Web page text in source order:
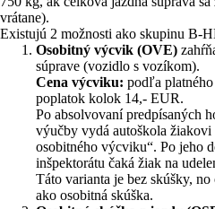
vrátane).
Existujú 2 možnosti ako skupinu B-
Osobitný výcvik (OVE)
súprave (vozidlo s vozíkom).
Cena výcviku: podľa
poplatok kolok 14,- EUR.
Po absolvovaní predpísaných
výučby vydá autoškola žiakovi
osobitného výcviku“. Po jeho
inšpektorátu čaká žiak na
Táto varianta je bez skúšky,
ako osobitná skúška.